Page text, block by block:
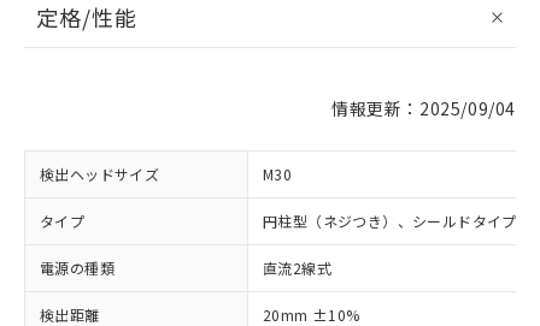
定格/性能
情報更新：2025/09/04
検出ヘッドサイズ M30
タイプ 円柱型（ネジつき）、シールドタイプ
電源の種類 直流2線式
検出距離 20mm ±10%